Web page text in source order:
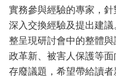
實務參與經驗的專家，針
深入交換經驗及提出建
整呈現研討會中的整體
政革新、被害人保護等
存廢議題，希望帶給讀